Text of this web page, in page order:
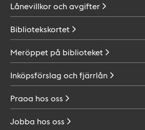
Lånevillkor ochavgifter
Bibliotekskortet
Meröppet på biblioteket
Inköpsförslag ochfjärrlån
Praoa hos oss
Jobba hos oss